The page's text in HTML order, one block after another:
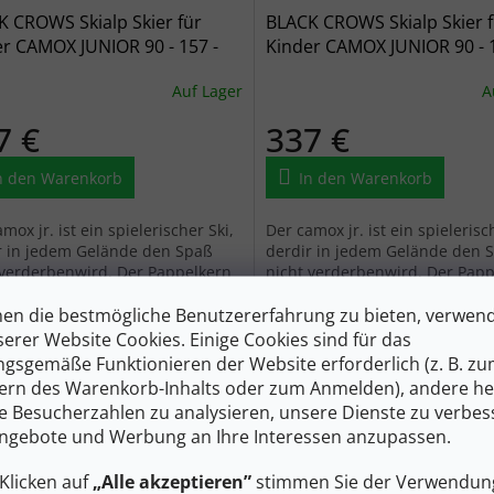
die bestmögliche Benutzererfahrung zu bieten,
Website Cookies. Einige Cookies sind für das
Funktionieren der Website erforderlich (z. B.
des Warenkorb-Inhalts oder zum Anmelden), andere
Besucherzahlen zu analysieren, unsere Dienste zu
und Werbung an Ihre Interessen anzupassen.
auf„Alle akzeptieren”stimmen Sie der
CROWS Skialp Skier für
CAMOX JUNIOR 90 - 157 -
Auf Lager
€
den Warenkorb
jr. ist ein spielerischer Ski,
in jedem Gelände den Spaß
Der Pappelkern
dich in langen, schnellen...
BLACK CROWS Skialp Skier
Kinder CAMOX JUNIOR 90 -
337 €
In den Warenkorb
Der camox jr. ist ein
derdir in jedem Gelände den
nicht verderbenwird. Der
halten dich in langen,
673 €
Verkauf